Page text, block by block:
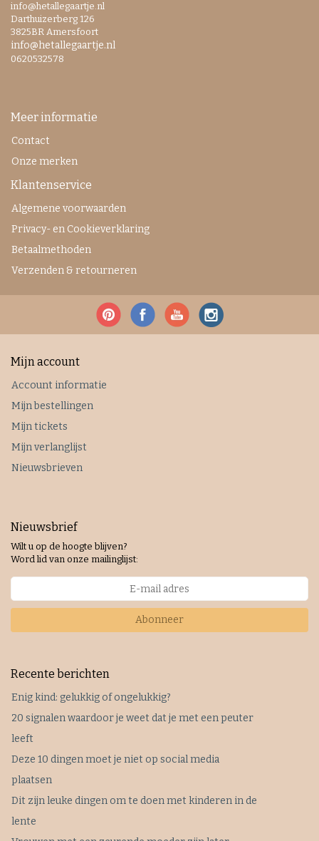
info@hetallegaartje.nl
Darthuizerberg 126
3825BR Amersfoort
info@hetallegaartje.nl
0620532578
Meer informatie
Contact
Onze merken
Klantenservice
Algemene voorwaarden
Privacy- en Cookieverklaring
Betaalmethoden
Verzenden & retourneren
Mijn account
Account informatie
Mijn bestellingen
Mijn tickets
Mijn verlanglijst
Nieuwsbrieven
Nieuwsbrief
Wilt u op de hoogte blijven?
Word lid van onze mailinglijst:
Abonneer
Recente berichten
Enig kind: gelukkig of ongelukkig?
20 signalen waardoor je weet dat je met een peuter
leeft
Deze 10 dingen moet je niet op social media
plaatsen
Dit zijn leuke dingen om te doen met kinderen in de
lente